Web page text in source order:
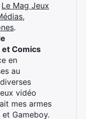
Le Mag Jeux
.
Comics
en
au
vidéo
mes armes
Gameboy.